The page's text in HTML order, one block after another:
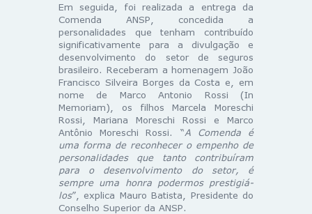
Em seguida, foi realizada a entrega da
Comenda ANSP, concedida a
personalidades que tenham contribuído
significativamente para a divulgação e
desenvolvimento do setor de seguros
brasileiro. Receberam a homenagem João
Francisco Silveira Borges da Costa e, em
nome de Marco Antonio Rossi (In
Memoriam), os filhos Marcela Moreschi
Rossi, Mariana Moreschi Rossi e Marco
Antônio Moreschi Rossi. “A Comenda é
uma forma de reconhecer o empenho de
personalidades que tanto contribuíram
para o desenvolvimento do setor, é
sempre uma honra podermos prestigiá-
los”, explica Mauro Batista, Presidente do
Conselho Superior da ANSP.